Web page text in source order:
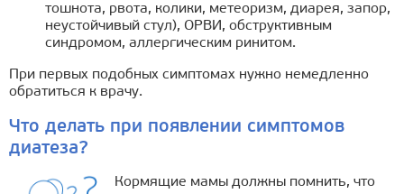
тошнота, рвота, колики, метеоризм, диарея, запор,
неустойчивый стул), ОРВИ, обструктивным
синдромом, аллергическим ринитом.
При первых подобных симптомах нужно немедленно
обратиться к врачу.
Что делать при появлении симптомов
диатеза?
Кормящие мамы должны помнить, что